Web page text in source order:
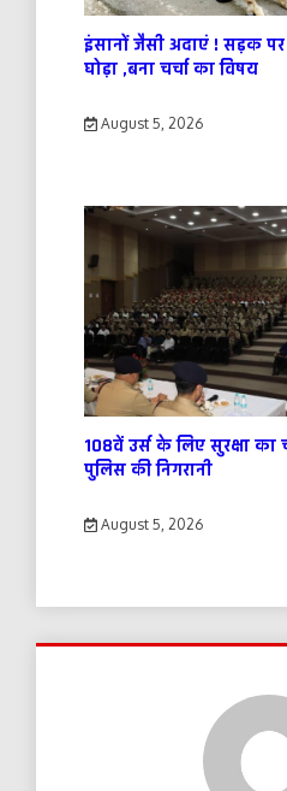
इंसानों जैसी अदाएं ! सड़क पर
घोड़ा ,बना चर्चा का विषय
August 5, 2026
108वें उर्स के लिए सुरक्षा का
पुलिस की निगरानी
August 5, 2026